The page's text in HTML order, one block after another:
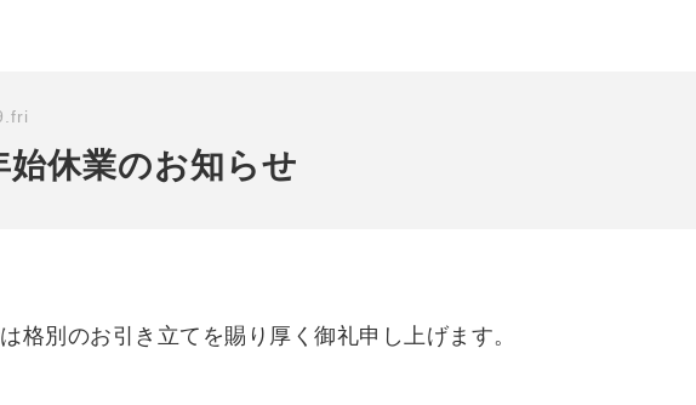
始休業のお知らせ
格別のお引き立てを賜り厚く御礼申し上げます。